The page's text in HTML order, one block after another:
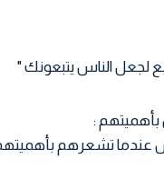
لجعل الناس يتبعونك "
تشعرهم بأهميتهم